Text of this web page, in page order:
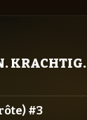
KRACHTIG.
#3